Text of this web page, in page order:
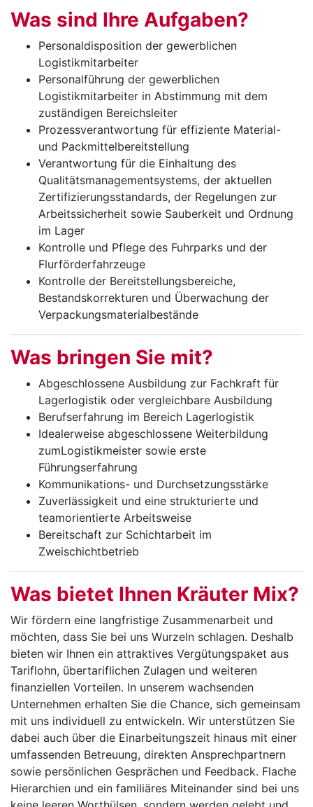
Was sind Ihre Auf­ga­ben?
Personaldisposition der gewerblichen
Logistikmitarbeiter
Personalführung der gewerblichen
Logistikmitarbeiter in Abstimmung mit dem
zuständigen Bereichsleiter
Prozessverantwortung für effiziente Material-
und Packmittelbereitstellung
Verantwortung für die Einhaltung des
Qualitätsmanagementsystems, der aktuellen
Zertifizierungsstandards, der Regelungen zur
Arbeitssicherheit sowie Sauberkeit und Ordnung
im Lager
Kontrolle und Pflege des Fuhrparks und der
Flurförderfahrzeuge
Kontrolle der Bereitstellungsbereiche,
Bestandskorrekturen und Überwachung der
Verpackungsmaterialbestände
Was brin­gen Sie mit?
Abgeschlossene Ausbildung zur Fachkraft für
Lagerlogistik oder vergleichbare Ausbildung
Berufserfahrung im Bereich Lagerlogistik
Idealerweise abgeschlossene Weiterbildung
zumLogistikmeister sowie erste
Führungserfahrung
Kommunikations- und Durchsetzungsstärke
Zuverlässigkeit und eine strukturierte und
teamorientierte Arbeitsweise
Bereitschaft zur Schichtarbeit im
Zweischichtbetrieb
Was bie­tet Ih­nen Kräu­ter Mix?
Wir fördern eine langfristige Zusammenarbeit und
möchten, dass Sie bei uns Wurzeln schlagen. Deshalb
bieten wir Ihnen ein attraktives Vergütungspaket aus
Tariflohn, übertariflichen Zulagen und weiteren
finanziellen Vorteilen. In unserem wachsenden
Unternehmen erhalten Sie die Chance, sich gemeinsam
mit uns individuell zu entwickeln. Wir unterstützen Sie
dabei auch über die Einarbeitungszeit hinaus mit einer
umfassenden Betreuung, direkten Ansprechpartnern
sowie persönlichen Gesprächen und Feedback. Flache
Hierarchien und ein familiäres Miteinander sind bei uns